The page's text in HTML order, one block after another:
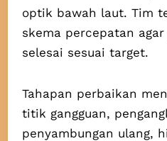
optik bawah laut. Tim
skema percepatan
selesai sesuai target.
Tahapan perbaikan
titik gangguan,
penyambungan ulang,